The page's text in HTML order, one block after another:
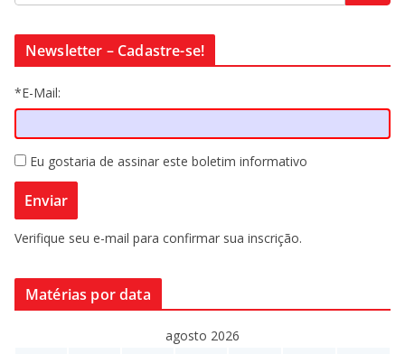
Newsletter – Cadastre-se!
*E-Mail:
Eu gostaria de assinar este boletim informativo
Verifique seu e-mail para confirmar sua inscrição.
Matérias por data
agosto 2026